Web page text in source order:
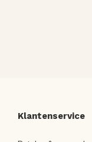
Klantenservice